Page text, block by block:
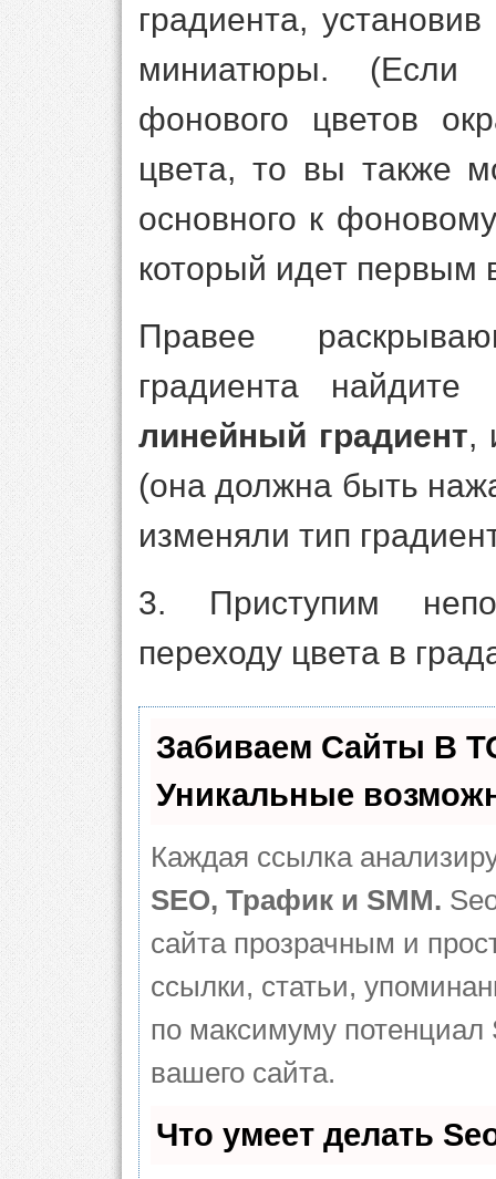
градиента,
миниатюры. (Если
фонового цветов
цвета, то вы также
основного к
который идет первым
Правее
градиента
линейный градиент,
(она должна быть
изменяли тип
3. Приступим
переходу цвета в
Забиваем Сайты В
Уникальные
Каждая ссылка
SEO, Трафик и SMM.
сайта прозрачным и
ссылки, статьи,
по максимуму
вашего сайта.
Что умеет делать